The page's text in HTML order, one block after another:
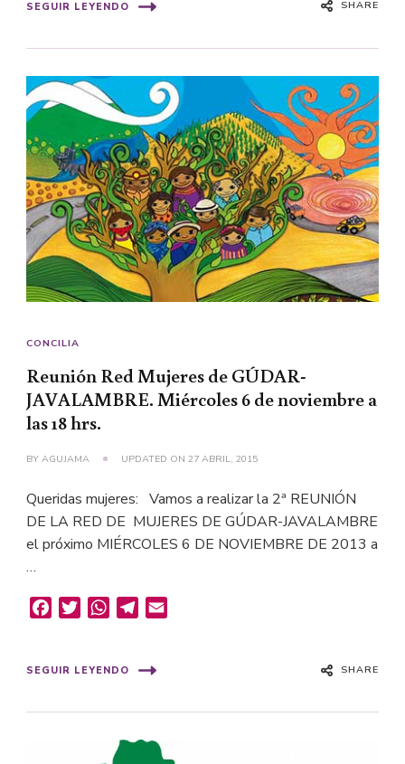
SEGUIR LEYENDO SHARE
CONCILIA
Reunión Red Mujeres de GÚDAR-
JAVALAMBRE. Miércoles 6 de noviembre a
las 18 hrs.
BY AGUJAMA UPDATED ON 27 ABRIL, 2015
Queridas mujeres: Vamos a realizar la 2ª REUNIÓN
DE LA RED DE MUJERES DE GÚDAR-JAVALAMBRE
el próximo MIÉRCOLES 6 DE NOVIEMBRE DE 2013 a
…
FacebookTwitterWhatsAppTelegram
SEGUIR LEYENDO SHARE